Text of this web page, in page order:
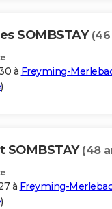
SOMBSTAY (46
à Freyming-
)
SOMBSTAY (48
à Freyming-
)